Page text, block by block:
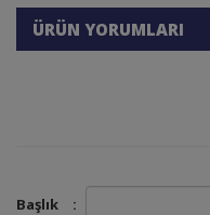
ÜRÜN YORUMLARI
Başlık :